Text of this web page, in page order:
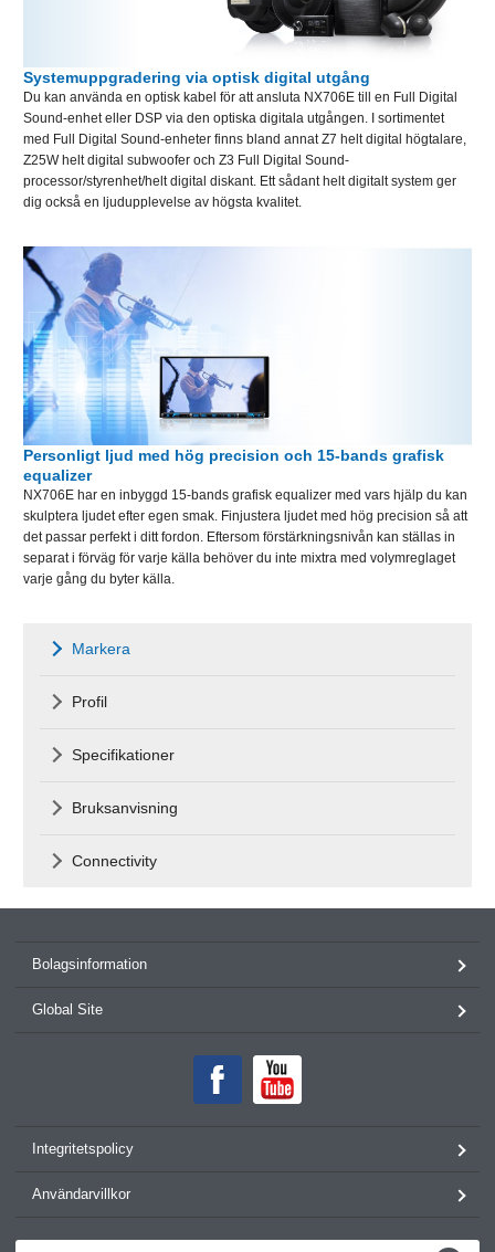
Systemuppgradering via optisk digital utgång
Du kan använda en optisk kabel för att ansluta NX706E till en Full Digital
Sound-enhet eller DSP via den optiska digitala utgången. I sortimentet
med Full Digital Sound-enheter finns bland annat Z7 helt digital högtalare,
Z25W helt digital subwoofer och Z3 Full Digital Sound-
processor/styrenhet/helt digital diskant. Ett sådant helt digitalt system ger
dig också en ljudupplevelse av högsta kvalitet.
Personligt ljud med hög precision och 15-bands grafisk
equalizer
NX706E har en inbyggd 15-bands grafisk equalizer med vars hjälp du kan
skulptera ljudet efter egen smak. Finjustera ljudet med hög precision så att
det passar perfekt i ditt fordon. Eftersom förstärkningsnivån kan ställas in
separat i förväg för varje källa behöver du inte mixtra med volymreglaget
varje gång du byter källa.
Markera
Profil
Specifikationer
Bruksanvisning
Connectivity
Bolagsinformation
Global Site
Integritetspolicy
Användarvillkor